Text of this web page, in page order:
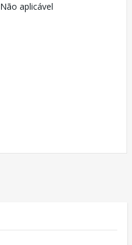
Não aplicável